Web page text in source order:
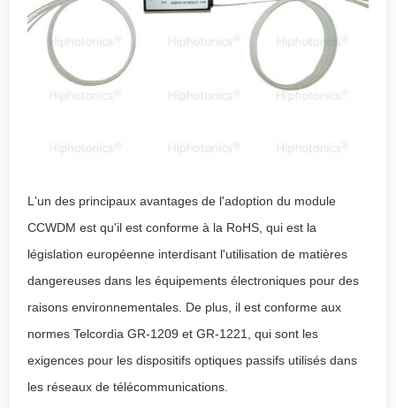
L'un des principaux avantages de l'adoption du module
CCWDM est qu'il est conforme à la RoHS, qui est la
législation européenne interdisant l'utilisation de matières
dangereuses dans les équipements électroniques pour des
raisons environnementales. De plus, il est conforme aux
normes Telcordia GR-1209 et GR-1221, qui sont les
exigences pour les dispositifs optiques passifs utilisés dans
les réseaux de télécommunications.